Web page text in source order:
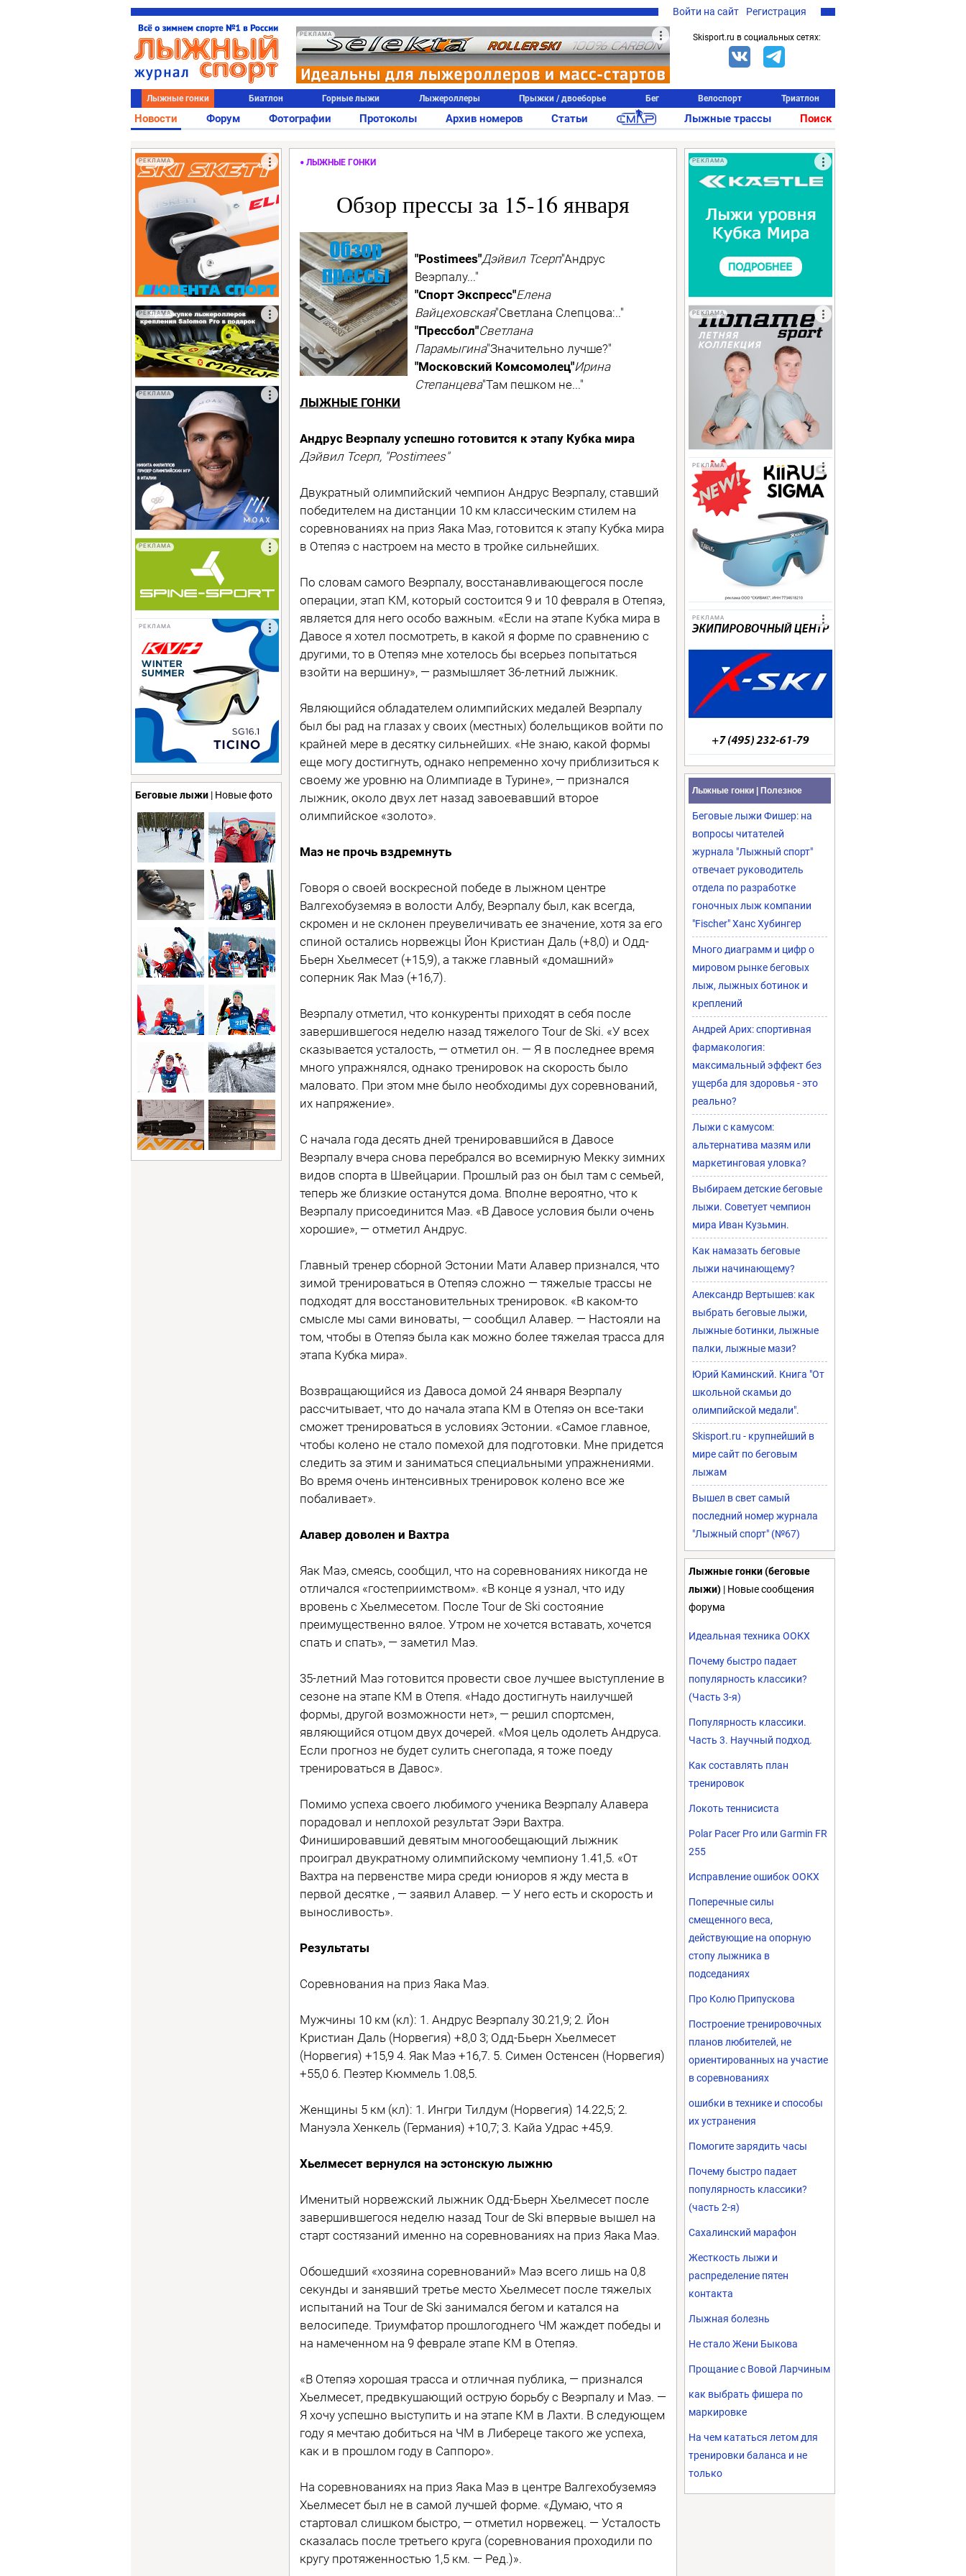
Войти на сайт Регистрация
РЕКЛАМА Skisport.ru в социальных сетях:
Лыжные гонки Биатлон Горные лыжи Лыжероллеры Прыжки / двоеборье Бег Велоспорт Триатлон
Новости Форум Фотографии Протоколы Архив номеров Статьи Лыжные трассы Поиск
РЕКЛАМА
РЕКЛАМА
РЕКЛАМА
РЕКЛАМА
РЕКЛАМА
Беговые лыжи | Новые фото
ЛЫЖНЫЕ ГОНКИ
Обзор прессы за 15-16 января
"Postimees"Дэйвил Тсерп"Андрус
Веэрпалу..."
"Спорт Экспресс"Елена
Вайцеховская"Светлана Слепцова:.."
"Прессбол"Светлана
Парамыгина"Значительно лучше?"
"Московский Комсомолец"Ирина
Степанцева"Там пешком не..."
ЛЫЖНЫЕ ГОНКИ
Андрус Веэрпалу успешно готовится к этапу Кубка мира
Дэйвил Тсерп, "Postimees"
Двукратный олимпийский чемпион Андрус Веэрпалу, ставший
победителем на дистанции 10 км классическим стилем на
соревнованиях на приз Яака Маэ, готовится к этапу Кубка мира
в Отепяэ с настроем на место в тройке сильнейших.
По словам самого Веэрпалу, восстанавливающегося после
операции, этап КМ, который состоится 9 и 10 февраля в Отепяэ,
является для него особо важным. «Если на этапе Кубка мира в
Давосе я хотел посмотреть, в какой я форме по сравнению с
другими, то в Отепяэ мне хотелось бы всерьез попытаться
взойти на вершину», — размышляет 36-летний лыжник.
Являющийся обладателем олимпийских медалей Веэрпалу
был бы рад на глазах у своих (местных) болельщиков войти по
крайней мере в десятку сильнейших. «Не знаю, какой формы
еще могу достигнуть, однако непременно хочу приблизиться к
своему же уровню на Олимпиаде в Турине», — признался
лыжник, около двух лет назад завоевавший второе
олимпийское «золото».
Маэ не прочь вздремнуть
Говоря о своей воскресной победе в лыжном центре
Валгехобуземяэ в волости Албу, Веэрпалу был, как всегда,
скромен и не склонен преувеличивать ее значение, хотя за его
спиной остались норвежцы Йон Кристиан Даль (+8,0) и Одд-
Бьерн Хьелмесет (+15,9), а также главный «домашний»
соперник Яак Маэ (+16,7).
Веэрпалу отметил, что конкуренты приходят в себя после
завершившегося неделю назад тяжелого Tour de Ski. «У всех
сказывается усталость, — отметил он. — Я в последнее время
много упражнялся, однако тренировок на скорость было
маловато. При этом мне было необходимы дух соревнований,
их напряжение».
С начала года десять дней тренировавшийся в Давосе
Веэрпалу вчера снова перебрался во всемирную Мекку зимних
видов спорта в Швейцарии. Прошлый раз он был там с семьей,
теперь же близкие останутся дома. Вполне вероятно, что к
Веэрпалу присоединится Маэ. «В Давосе условия были очень
хорошие», — отметил Андрус.
Главный тренер сборной Эстонии Мати Алавер признался, что
зимой тренироваться в Отепяэ сложно — тяжелые трассы не
подходят для восстановительных тренировок. «В каком-то
смысле мы сами виноваты, — сообщил Алавер. — Настояли на
том, чтобы в Отепяэ была как можно более тяжелая трасса для
этапа Кубка мира».
Возвращающийся из Давоса домой 24 января Веэрпалу
рассчитывает, что до начала этапа КМ в Отепяэ он все-таки
сможет тренироваться в условиях Эстонии. «Самое главное,
чтобы колено не стало помехой для подготовки. Мне придется
следить за этим и заниматься специальными упражнениями.
Во время очень интенсивных тренировок колено все же
побаливает».
Алавер доволен и Вахтра
Яак Маэ, смеясь, сообщил, что на соревнованиях никогда не
отличался «гостеприимством». «В конце я узнал, что иду
вровень с Хьелмесетом. После Tour de Ski состояние
преимущественно вялое. Утром не хочется вставать, хочется
спать и спать», — заметил Маэ.
35-летний Маэ готовится провести свое лучшее выступление в
сезоне на этапе КМ в Отепя. «Надо достигнуть наилучшей
формы, другой возможности нет», — решил спортсмен,
являющийся отцом двух дочерей. «Моя цель одолеть Андруса.
Если прогноз не будет сулить снегопада, я тоже поеду
тренироваться в Давос».
Помимо успеха своего любимого ученика Веэрпалу Алавера
порадовал и неплохой результат Ээри Вахтра.
Финишировавший девятым многообещающий лыжник
проиграл двукратному олимпийскому чемпиону 1.41,5. «От
Вахтра на первенстве мира среди юниоров я жду места в
первой десятке , — заявил Алавер. — У него есть и скорость и
выносливость».
Результаты
Соревнования на приз Яака Маэ.
Мужчины 10 км (кл): 1. Андрус Веэрпалу 30.21,9; 2. Йон
Кристиан Даль (Норвегия) +8,0 3; Одд-Бьерн Хьелмесет
(Норвегия) +15,9 4. Яак Маэ +16,7. 5. Симен Остенсен (Норвегия)
+55,0 6. Пеэтер Кюммель 1.08,5.
Женщины 5 км (кл): 1. Ингри Тилдум (Норвегия) 14.22,5; 2.
Мануэла Хенкель (Германия) +10,7; 3. Кайа Удрас +45,9.
Хьелмесет вернулся на эстонскую лыжню
Именитый норвежский лыжник Одд-Бьерн Хьелмесет после
завершившегося неделю назад Tour de Ski впервые вышел на
старт состязаний именно на соревнованиях на приз Яака Маэ.
Обошедший «хозяина соревнований» Маэ всего лишь на 0,8
секунды и занявший третье место Хьелмесет после тяжелых
испытаний на Tour de Ski занимался бегом и катался на
велосипеде. Триумфатор прошлогоднего ЧМ жаждет победы и
на намеченном на 9 феврале этапе КМ в Отепяэ.
«В Отепяэ хорошая трасса и отличная публика, — признался
Хьелмесет, предвкушающий острую борьбу с Веэрпалу и Маэ. —
Я хочу успешно выступить и на этапе КМ в Лахти. В следующем
году я мечтаю добиться на ЧМ в Либереце такого же успеха,
как и в прошлом году в Саппоро».
На соревнованиях на приз Яака Маэ в центре Валгехобуземяэ
Хьелмесет был не в самой лучшей форме. «Думаю, что я
стартовал слишком быстро, — отметил норвежец. — Усталость
сказалась после третьего круга (соревнования проходили по
кругу протяженностью 1,5 км. — Ред.)».
РЕКЛАМА
РЕКЛАМА
РЕКЛАМА
РЕКЛАМА
Лыжные гонки | Полезное
Беговые лыжи Фишер: на
вопросы читателей
журнала "Лыжный спорт"
отвечает руководитель
отдела по разработке
гоночных лыж компании
"Fischer" Ханс Хубингер
Много диаграмм и цифр о
мировом рынке беговых
лыж, лыжных ботинок и
креплений
Андрей Арих: спортивная
фармакология:
максимальный эффект без
ущерба для здоровья - это
реально?
Лыжи с камусом:
альтернатива мазям или
маркетинговая уловка?
Выбираем детские беговые
лыжи. Советует чемпион
мира Иван Кузьмин.
Как намазать беговые
лыжи начинающему?
Александр Вертышев: как
выбрать беговые лыжи,
лыжные ботинки, лыжные
палки, лыжные мази?
Юрий Каминский. Книга "От
школьной скамьи до
олимпийской медали".
Skisport.ru - крупнейший в
мире сайт по беговым
лыжам
Вышел в свет самый
последний номер журнала
"Лыжный спорт" (№67)
Лыжные гонки (беговые
лыжи) | Новые сообщения
форума
Идеальная техника ООКХ
Почему быстро падает
популярность классики?
(Часть 3-я)
Популярность классики.
Часть 3. Научный подход.
Как составлять план
тренировок
Локоть теннисиста
Polar Pacer Pro или Garmin FR
255
Исправление ошибок ООКХ
Поперечные силы
смещенного веса,
действующие на опорную
стопу лыжника в
подседаниях
Про Колю Припускова
Построение тренировочных
планов любителей, не
ориентированных на участие
в соревнованиях
ошибки в технике и способы
их устранения
Помогите зарядить часы
Почему быстро падает
популярность классики?
(часть 2-я)
Сахалинский марафон
Жесткость лыжи и
распределение пятен
контакта
Лыжная болезнь
Не стало Жени Быкова
Прощание с Вовой Ларчиным
как выбрать фишера по
маркировке
На чем кататься летом для
тренировки баланса и не
только